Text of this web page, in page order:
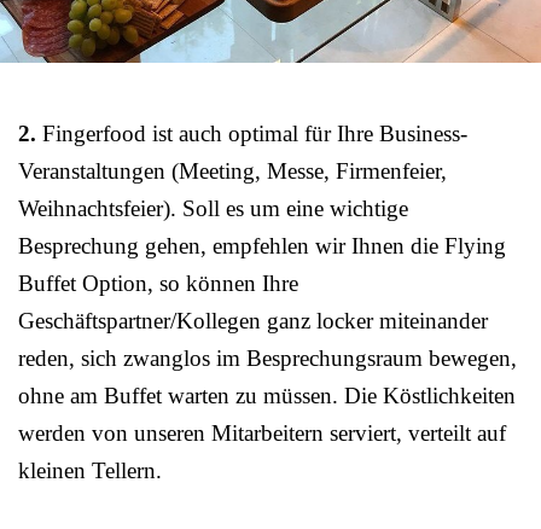
2. Fingerfood ist auch optimal für Ihre Business-
Veranstaltungen (Meeting, Messe, Firmenfeier,
Weihnachtsfeier). Soll es um eine wichtige
Besprechung gehen, empfehlen wir Ihnen die Flying
Buffet Option, so können Ihre
Geschäftspartner/Kollegen ganz locker miteinander
reden, sich zwanglos im Besprechungsraum bewegen,
ohne am Buffet warten zu müssen. Die Köstlichkeiten
werden von unseren Mitarbeitern serviert, verteilt auf
kleinen Tellern.